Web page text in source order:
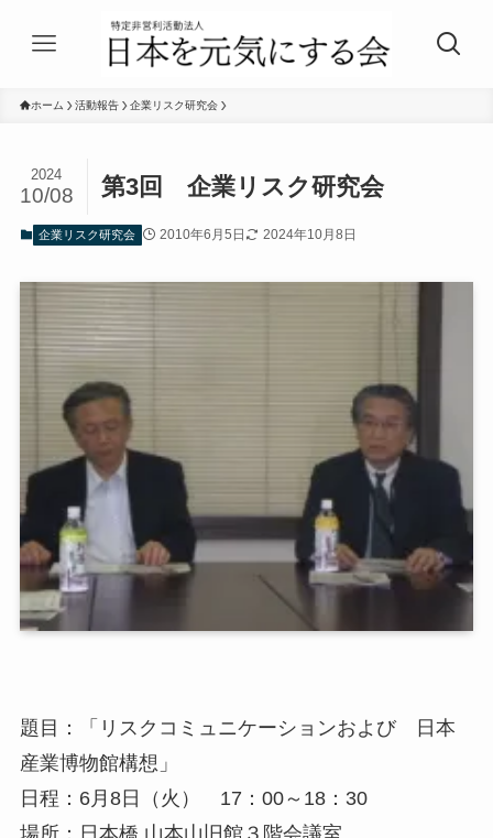
ホーム 活動報告 企業リスク研究会
第3回 企業リスク研究会
2024
10/08
企業リスク研究会 2010年6月5日 2024年10月8日
題目：「リスクコミュニケーションおよび 日本
産業博物館構想」
日程：6月8日（火） 17：00～18：30
場所：日本橋 山本山旧館３階会議室